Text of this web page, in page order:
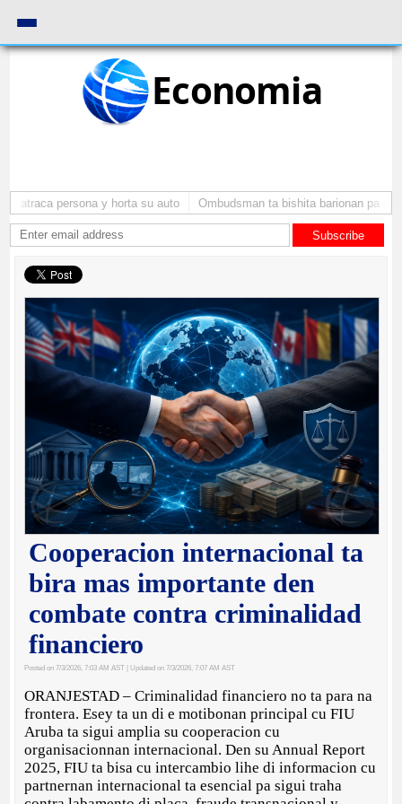
Economia
atraca persona y horta su auto Ombudsman ta bishita barionan pa
Subscribe
Cooperacion internacional ta
bira mas importante den
combate contra criminalidad
financiero
Posted on 7/3/2026, 7:03 AM AST | Updated on 7/3/2026, 7:07 AM AST
ORANJESTAD – Criminalidad financiero no ta para na
frontera. Esey ta un di e motibonan principal cu FIU
Aruba ta sigui amplia su cooperacion cu
organisacionnan internacional. Den su Annual Report
2025, FIU ta bisa cu intercambio lihe di informacion cu
partnernan internacional ta esencial pa sigui traha